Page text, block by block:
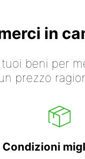
in
beni per
prezzo
Condizioni